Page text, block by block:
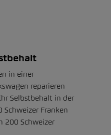
in einer
reparieren
Selbstbehalt in der
Schweizer Franken
200 Schweizer